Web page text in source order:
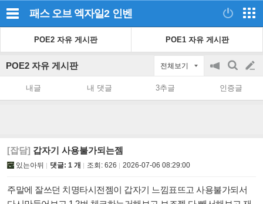
패스 오브 엑자일2 인벤
POE2 자유 게시판 POE1 자유 게시판
POE2 자유 게시판 전체보기
공
on/off
검
색
글
쓰
내글 내 댓글 3추글 인증글
[잡담] 갑자기 사용불가되는젬
있는아뒤 댓글: 1 개 조회: 626 2026-07-06 08:29:00
주말에 잘쓰던 치명타시전젬이 갑자기 느낌표뜨고 사용불가되서